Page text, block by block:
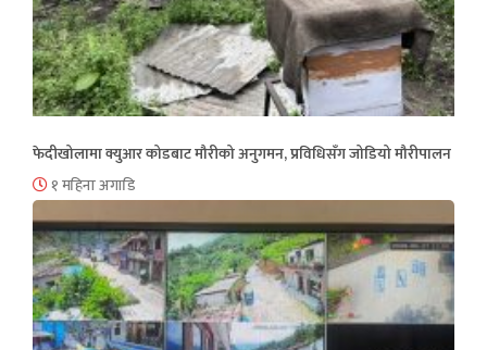
फेदीखोलामा क्युआर कोडबाट मौरीको अनुगमन, प्रविधिसँग जोडियो मौरीपालन
१ महिना अगाडि